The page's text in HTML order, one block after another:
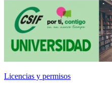
Licencias y permisos